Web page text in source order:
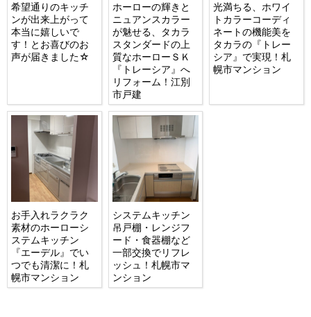
希望通りのキッチ
ンが出来上がって
本当に嬉しいで
す！とお喜びのお
声が届きました☆
ホーローの輝きと
ニュアンスカラー
が魅せる、タカラ
スタンダードの上
質なホーローＳＫ
『トレーシア』へ
リフォーム！江別
市戸建
光満ちる、ホワイ
トカラーコーディ
ネートの機能美を
タカラの『トレー
シア』で実現！札
幌市マンション
お手入れラクラク
素材のホーローシ
ステムキッチン
『エーデル』でい
つでも清潔に！札
幌市マンション
システムキッチン
吊戸棚・レンジフ
ード・食器棚など
一部交換でリフレ
ッシュ！札幌市マ
ンション